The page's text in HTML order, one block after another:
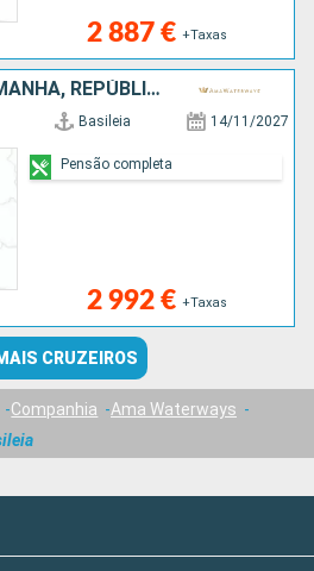
2 887 € +Taxas
SUÍÇO, FRANÇA, ALEMANHA, REPÚBLICA DOMINICANA, HOLANDA
Basileia 14/11/2027
2 992 € +Taxas
Pensão completa
CRUZEIROS
Companhia
Ama Waterways